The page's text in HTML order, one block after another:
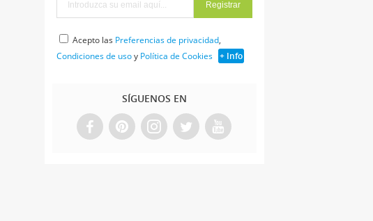
Acepto las Preferencias de privacidad,
Condiciones de usoy Política de Cookies + Info
SÍGUENOS EN